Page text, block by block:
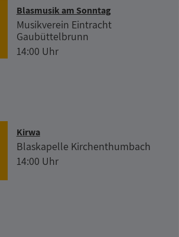
Blasmusik am Sonntag
Musikverein Eintracht
Gaubüttelbrunn
14:00 Uhr
Kirwa
Blaskapelle Kirchenthumbach
14:00 Uhr